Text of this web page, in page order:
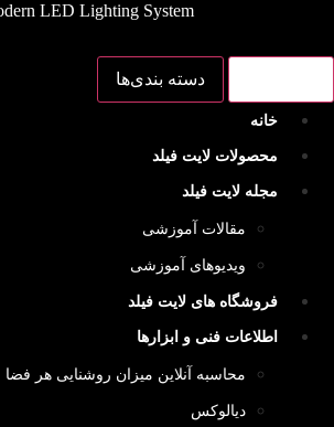
LED Lighting System
دسته بندی‌ها
خانه
محصولات لایت فیلد
مجله لایت فیلد
مقالات آموزشی
ویدیوهای آموزشی
فروشگاه های لایت فیلد
اطلاعات فنی و ابزارها
محاسبه آنلاین میزان روشنایی هر فضا
دیالوکس